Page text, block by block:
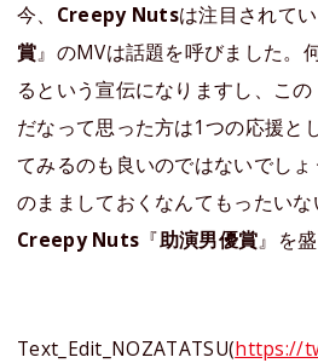
今、 Creepy Nutsは注目されて
賞』のMVは話題を呼びました。
るという宣伝になりますし、この
だなって思った方は1つの応援とし
てみるのも良いのではないでし
のまましておくなんてもったい
Creepy Nuts 『助演男優賞』を
Text_Edit_NOZATATSU(https://